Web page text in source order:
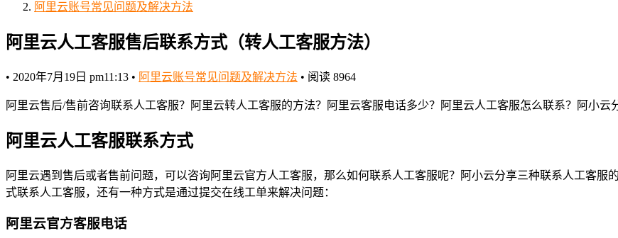
阿里云账号常见问题及解决方法
阿里云人工客服售后联系方式（转人工客服方法）
• 2020年7月19日 pm11:13 • 阿里云账号常见问题及解决方法 • 阅读 8964
阿里云售后/售前咨询联系人工客服？阿里云转人工客服的方法？阿里云客服电话多少？阿里云人工客服怎么联系？阿小云
阿里云人工客服联系方式
阿里云遇到售后或者售前问题，可以咨询阿里云官方人工客服，那么如何联系人工客服呢？阿小云分享三种联系人工客服
式联系人工客服，还有一种方式是通过提交在线工单来解决问题：
阿里云官方客服电话